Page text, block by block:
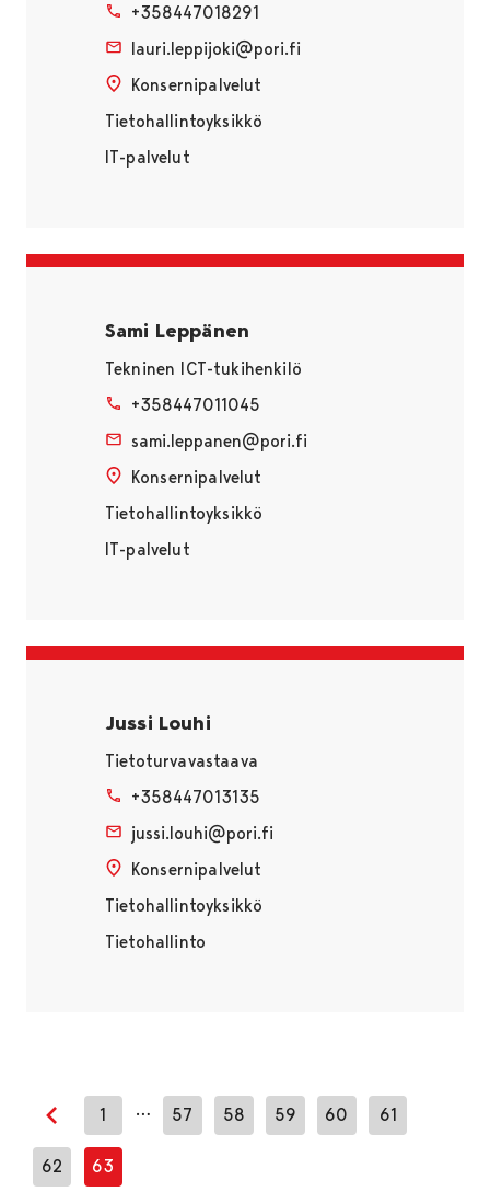
+358447018291
lauri.leppijoki@pori.fi
Konsernipalvelut
Tietohallintoyksikkö
IT-palvelut
Sami Leppänen
Tekninen ICT-tukihenkilö
+358447011045
sami.leppanen@pori.fi
Konsernipalvelut
Tietohallintoyksikkö
IT-palvelut
Jussi Louhi
Tietoturvavastaava
+358447013135
jussi.louhi@pori.fi
Konsernipalvelut
Tietohallintoyksikkö
Tietohallinto
Edellinen sivu
1 … 57 58 59 60 61
62 63